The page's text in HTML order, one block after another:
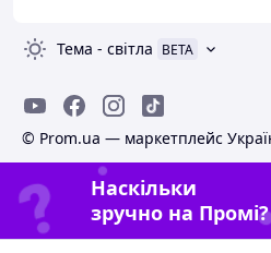
Тема - світла BETA
© Prom.ua — маркетплейс
Наскільки
зручно на Промі?